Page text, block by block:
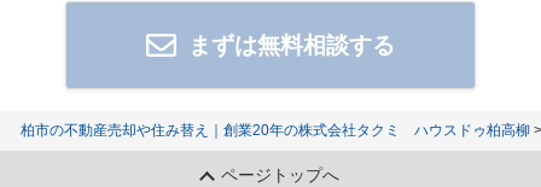
まずは無料相談する
柏市の不動産売却や住み替え｜創業20年の株式会社タクミ ハウスドゥ柏高柳
ページトップへ